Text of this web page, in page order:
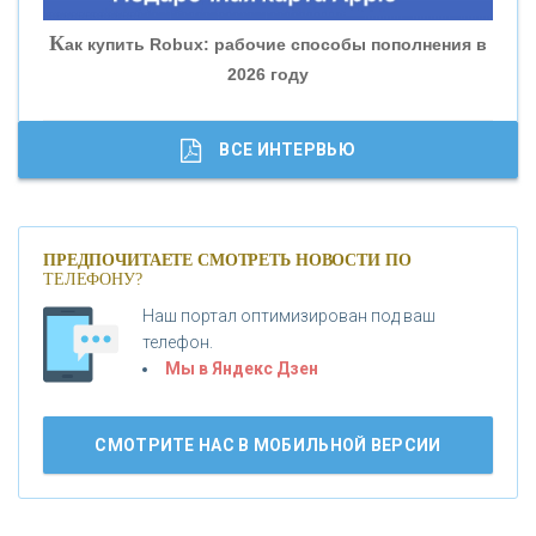
«СОВКОМБАНК»
«ГАЗПРОМБАНК»
«МОСКОВСКИЙ КРЕДИТНЫЙ БАНК»
«БАНК ВОЗРОЖДЕНИЕ»
АО «КРЕДИТ ЕВРОПА БАНК»
Как купить Robux: рабочие способы пополнения в
2026 году
Банки.ру обновил логотип впервые за 19 лет -
ВСЕ ИНТЕРВЬЮ
ПРЕДПОЧИТАЕТЕ СМОТРЕТЬ НОВОСТИ ПО
ТЕЛЕФОНУ?
Наш портал оптимизирован под ваш
телефон.
Мы в Яндекс Дзен
СМОТРИТЕ НАС В МОБИЛЬНОЙ ВЕРСИИ